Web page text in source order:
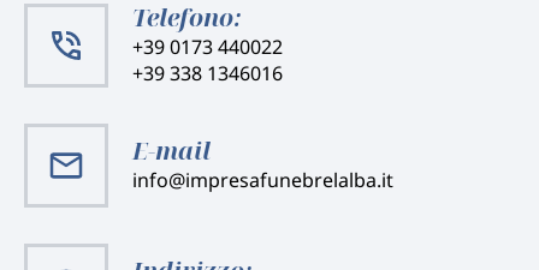
Telefono:
+39 0173 440022
+39 338 1346016
E-mail
info@impresafunebrelalba.it